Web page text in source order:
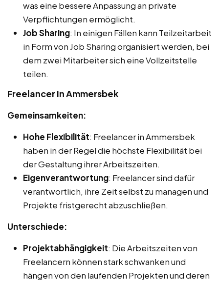
was eine bessere Anpassung an private
Verpflichtungen ermöglicht.
Job Sharing: In einigen Fällen kann Teilzeitarbeit
in Form von Job Sharing organisiert werden, bei
dem zwei Mitarbeiter sich eine Vollzeitstelle
teilen.
Freelancer in Ammersbek
Gemeinsamkeiten:
Hohe Flexibilität: Freelancer in Ammersbek
haben in der Regel die höchste Flexibilität bei
der Gestaltung ihrer Arbeitszeiten.
Eigenverantwortung: Freelancer sind dafür
verantwortlich, ihre Zeit selbst zu managen und
Projekte fristgerecht abzuschließen.
Unterschiede:
Projektabhängigkeit: Die Arbeitszeiten von
Freelancern können stark schwanken und
hängen von den laufenden Projekten und deren